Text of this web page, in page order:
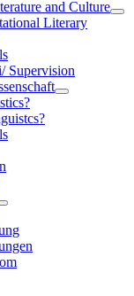
and Culture
Literary
Supervision